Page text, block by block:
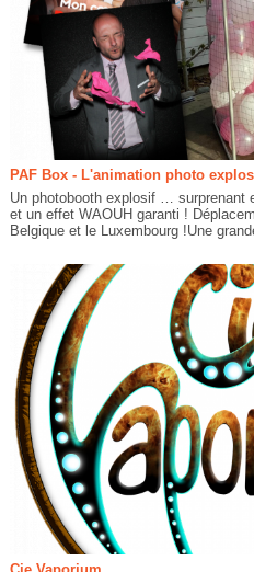
PAF Box - L'animation photo
Un photobooth explosif … surprenant
et un effet WAOUH garanti !
Belgique et le Luxembourg !Une